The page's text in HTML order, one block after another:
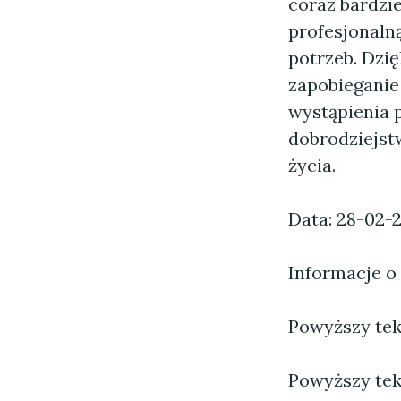
potrzeb.
wystąpienia
życia.
Data: 28-02-
Informacje o
Powyższy
Powyższy